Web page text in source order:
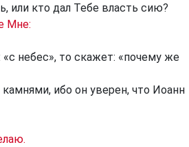
или кто дал Тебе власть сию?
Мне:
небес», то скажет: «почему же
ибо он уверен, что Иоанн